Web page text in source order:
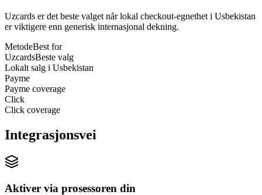
Uzcards er det beste valget når lokal checkout-egnethet i Usbekistan
er viktigere enn generisk internasjonal dekning.
MetodeBest for
UzcardsBeste valg
Lokalt salg i Usbekistan
Payme
Payme coverage
Click
Click coverage
Integrasjonsvei
Aktiver via prosessoren din